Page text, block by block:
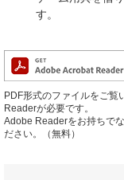
す。
PDF形式のファイルをご覧
Readerが必要です。
Adobe Readerをお持ちで
ださい。（無料）